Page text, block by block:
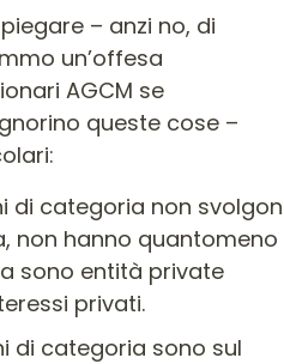
– anzi no, di
un’offesa
AGCM se
queste cose –
di categoria non
non hanno quantomeno
sono entità private
privati.
di categoria sono sul